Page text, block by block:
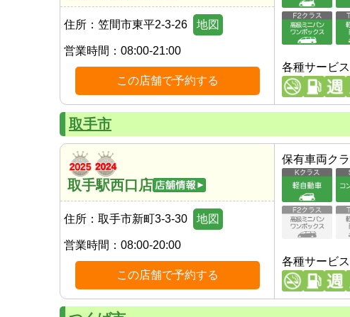
住所： 笠間市東平2-3-26 地図
営業時間： 08:00-21:00
この店舗で予約する
各種サービス
取手市
取手駅西口店
住所： 取手市新町3-3-30 地図
営業時間： 08:00-20:00
この店舗で予約する
保有車両ク
各種サービス